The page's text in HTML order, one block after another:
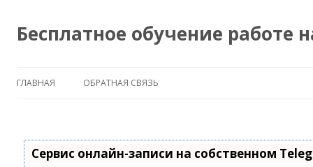
Бесплатное обучение работе
ГЛАВНАЯ ОБРАТНАЯ СВЯЗЬ
Сервис онлайн-записи на собственном